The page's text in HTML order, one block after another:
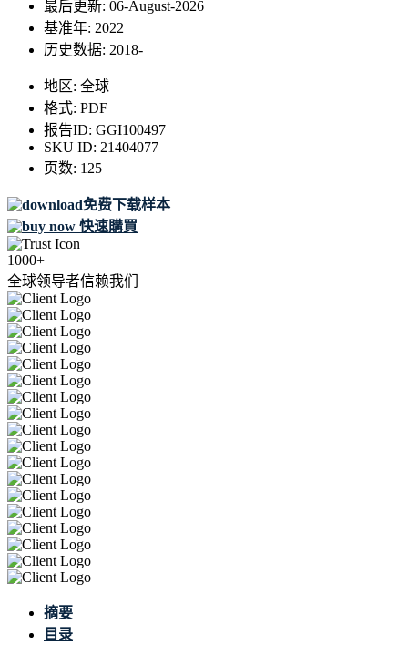
最后更新: 06-August-2026
基准年: 2022
历史数据: 2018-
地区: 全球
格式: PDF
报告ID: GGI100497
SKU ID: 21404077
页数: 125
免费下载样本
快速購買
1000+
全球领导者信赖我们
摘要
目录